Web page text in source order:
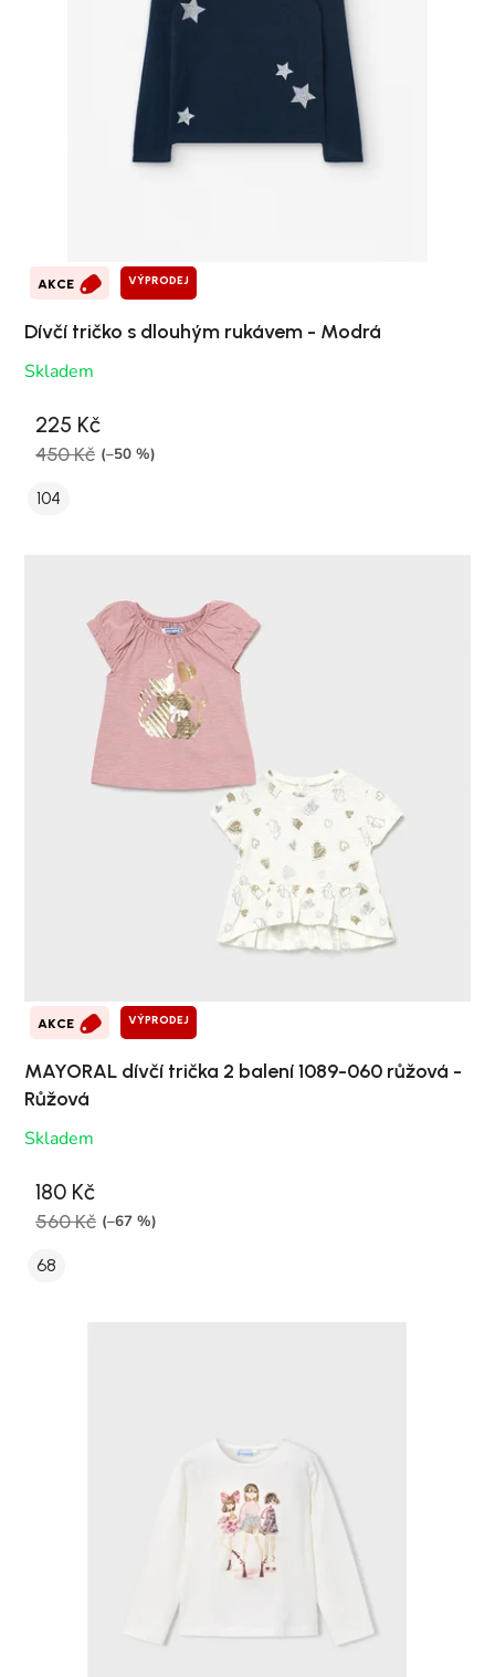
AKCE VÝPRODEJ
Dívčí tričko s dlouhým rukávem - Modrá
Skladem
225 Kč
450 Kč (–50 %)
104
AKCE VÝPRODEJ
MAYORAL dívčí trička 2 balení 1089-060 růžová -
Růžová
Skladem
180 Kč
560 Kč (–67 %)
68